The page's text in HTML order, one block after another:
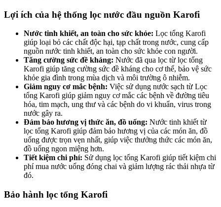
Lợi ích của hệ thống lọc nước đầu nguồn Karofi
Nước tinh khiết, an toàn cho sức khỏe: Lọc tổng Karofi
giúp loại bỏ các chất độc hại, tạp chất trong nước, cung cấp
nguồn nước tinh khiết, an toàn cho sức khỏe con người.
Tăng cường sức đề kháng: Nước đã qua lọc từ lọc tổng
Karofi giúp tăng cường sức đề kháng cho cơ thể, bảo vệ sức
khỏe gia đình trong mùa dịch và môi trường ô nhiễm.
Giảm nguy cơ mắc bệnh: Việc sử dụng nước sạch từ Lọc
tổng Karofi giúp giảm nguy cơ mắc các bệnh về đường tiêu
hóa, tim mạch, ung thư và các bệnh do vi khuẩn, virus trong
nước gây ra.
Đảm bảo hương vị thức ăn, đồ uống: Nước tinh khiết từ
lọc tổng Karofi giúp đảm bảo hương vị của các món ăn, đồ
uống được trọn vẹn nhất, giúp việc thưởng thức các món ăn,
đồ uống ngon miệng hơn.
Tiết kiệm chi phí: Sử dụng lọc tổng Karofi giúp tiết kiệm chi
phí mua nước uống đóng chai và giảm lượng rác thải nhựa từ
đó.
Bảo hành lọc tổng Karofi